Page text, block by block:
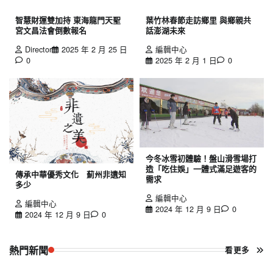
智慧財運雙加持 東海龍門天聖
宮文昌法會倒數報名
Director
2025 年 2 月 25 日
0
葉竹林春節走訪鄉里 與鄉親共
話澎湖未來
編輯中心
2025 年 2 月 1 日
0
傳承中華優秀文化 薊州非遺知
多少
編輯中心
2024 年 12 月 9 日
0
今冬冰雪初體驗！盤山滑雪場打
造「吃住娛」一體式滿足遊客的
需求
編輯中心
2024 年 12 月 9 日
0
熱門新聞 看更多